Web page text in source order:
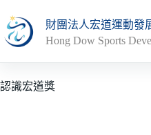
至
主
容
財團法人宏道運動發
Hong Dow Sports
認識宏道獎